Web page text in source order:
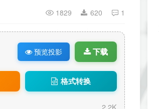
1829 620 1
预览投影 下载
格式转换
2.2K